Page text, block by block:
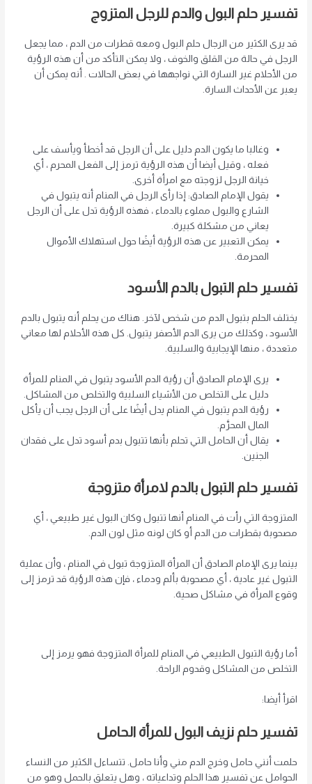
تفسير حلم البول والدم للرجل المتزوج
قد يرى الكثير من الرجال حلم البول ومعه قطرات من الدم ، مما يجعل
الرجل في حالة من القلق والخوف ، ولا يمكن التأكد من أن هذه الرؤية
من الأحلام غير السارة التي نواجهها في بعض الحالات . أنه يمكن أن
يعبر عن الأحداث السارة.
وغالبا ما يكون الدم دليل على أن الرجل قد أخطأ ويأسف على
فعله ، وقيل أيضا أن هذه الرؤية ترمز إلى الفعل المحرم ، أي
خيانة الرجل لزوجته مع امرأة أخرى.
يقول الإمام الصادق: إذا رأى الرجل في المنام أنه يتبول في
الشارع والبول مملوء بالدماء ، فهذه الرؤية تدل على أن الرجل
يعاني من مشكلة كبيرة.
يمكن التعبير عن هذه الرؤية أيضًا حول استهلاك الأموال
المحرمة.
تفسير حلم التبول بالدم الأسود
يختلف الحلم بتبول الدم من شخص لآخر. هناك من يحلم أنه يتبول بالدم
الأسود ، وكذلك من يرى الدم الأصفر يتبول. كل هذه الأحلام لها معاني
متعددة ، منها الإيجابية والسلبية.
يرى الإمام الصادق أن رؤية الدم الأسود يتبول في المنام للمرأة
دليل على التخلص من الأشياء السلبية والتخلص من المشاكل.
رؤية الدم يتبول في المنام يدل أيضًا على أن الرجل يجب أن يأكل
المال المحرَّم.
يقال أن الحامل التي تحلم بأنها تتبول بدم أسود تدل على فقدان
الجنين.
تفسير حلم التبول بالدم لامرأة متزوجة
المتزوجة التي رأت في المنام أنها تتبول وكان البول غير طبيعي ، أي
مصحوبة بقطرات من الدم أو كان لونه مثل لون الدم.
بينما يرى الإمام الصادق أن المرأة المتزوجة تبول في المنام ، وأن عملية
التبول غير عادية ، أي مصحوبة بألم ودماء ، فإن هذه الرؤية قد ترمز إلى
وقوع المرأة في مشاكل صحية.
أما رؤية التبول الطبيعي في المنام للمرأة المتزوجة فهو يرمز إلى
التخلص من المشاكل وقدوم الراحة.
اقرأ أيضا:
تفسير حلم نزيف البول للمرأة الحامل
حلمت أنني حامل وخرج الدم مني وأنا حامل. تتساءل الكثير من النساء
الحوامل عن تفسير هذا الحلم وتداعياته ، وهل يتعلق بالحمل وهو من